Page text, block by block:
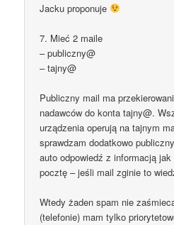
Jacku proponuje
7. Mieć 2 maile
– publiczny@
– tajny@
Publiczny mail ma
nadawców do konta tajny@.
urządzenia operują na tajnym
sprawdzam dodatkowo
auto odpowiedź z informacją
pocztę – jeśli mail zginie to
Wtedy żaden spam nie
(telefonie) mam tylko